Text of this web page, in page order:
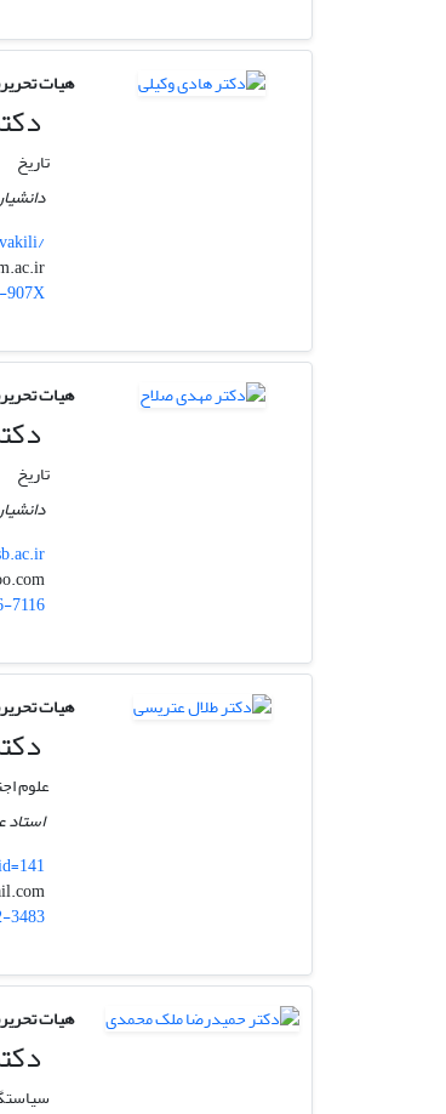
هیات
تاریخ
907X
هیات
تاریخ
7116
هیات
علوم
استاد
3483
هیات